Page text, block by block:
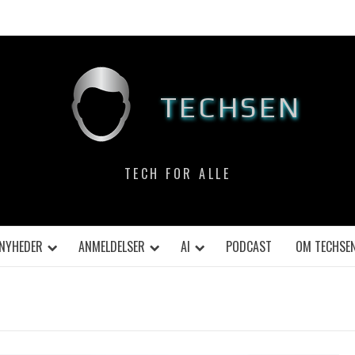
TECHSEN
TECH FOR ALLE
NYHEDER ANMELDELSER AI PODCAST OM